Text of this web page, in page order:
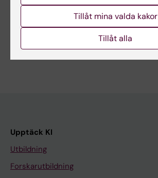
Dela
Upptäck KI
Utbildning
Forskarutbildning
Tillåt mina valda kakor
Tillåt alla